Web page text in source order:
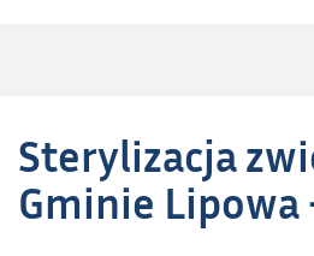
Sterylizacja
Gminie Lipowa